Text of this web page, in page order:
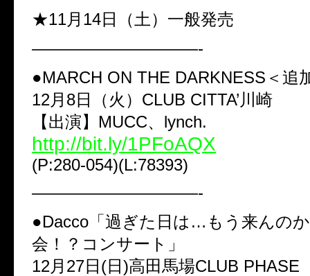
★11月14日（土）一般発売
——————————-
●MARCH ON THE DARKNESS＜追
12月8日（火）CLUB CITTA’川崎
【出演】MUCC、lynch.
http://bit.ly/1PFoAQX
(P:280-054)(L:78393)
——————————-
●Dacco「過ぎた日は…もう来んの
会！？コンサート」
12月27日(日)高田馬場CLUB PHASE